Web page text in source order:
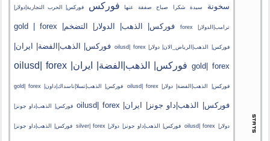
سخونة سيدة شكرا صباح صفقة عنها فوركس فوركس| الحرب التجارية|دولار|
ترامب|الدولار| forex فوركس| الذهب| الدولار| التضخم| gold | forex
فوركس| الذهب|الرياض_الان| دولار| oilusd| forex فوركس| الذهب|الفضة| ايران|
gold| forex فوركس| الذهب|الفضة| ايران| oilusd| forex
فوركس| الذهب|الفضة| دولار| oilusd| forex فوركس| الذهب|تسلا|ناسداك|داون| gold| forex
فوركس| الذهب|داو جونز| ايران| oilusd| forex فوركس| الذهب|داو جونز|
دولار| oilusd| forex فوركس| الذهب|داو جونز| دولار| silver| forex فوركس| الذهب|داو جونز|